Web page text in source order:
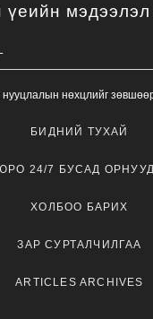
үеийн мэдээлэл
нууцлалын нөхцлийг
БИДНИЙ ТУХАЙ
24/7 БУСАД
ХОЛБОО БАРИХ
ЗАР СУРТАЛЧИЛГАА
ARTICLES ARCHIVES